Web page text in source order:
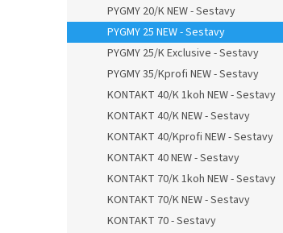
PYGMY 20/K NEW - Sestavy
PYGMY 25 NEW - Sestavy
PYGMY 25/K Exclusive - Sestavy
PYGMY 35/Kprofi NEW - Sestavy
KONTAKT 40/K 1koh NEW - Sestavy
KONTAKT 40/K NEW - Sestavy
KONTAKT 40/Kprofi NEW - Sestavy
KONTAKT 40 NEW - Sestavy
KONTAKT 70/K 1koh NEW - Sestavy
KONTAKT 70/K NEW - Sestavy
KONTAKT 70 - Sestavy